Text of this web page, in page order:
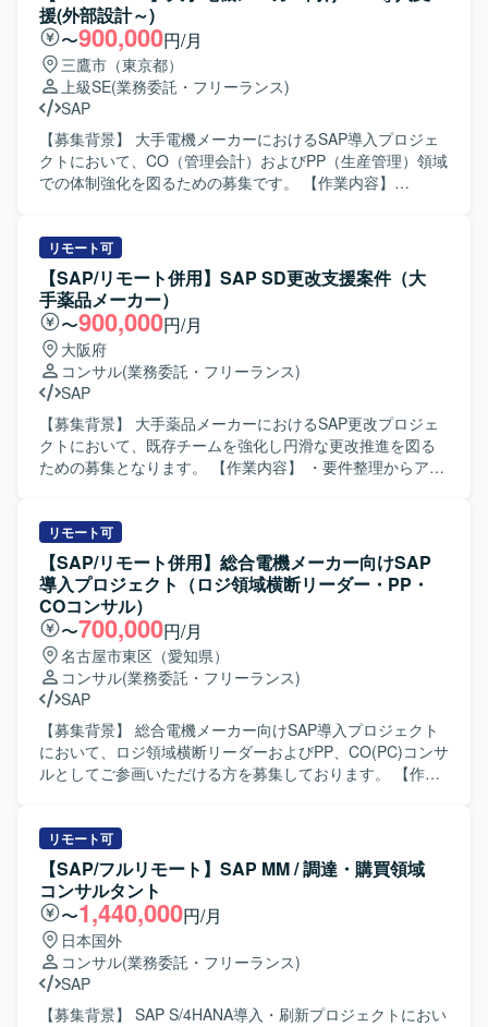
補完しつつ、エンドユーザーの要件調整・取りまとめを行
い、要望を受け止めながら最適解を提案していただきま
す。また、元請SIer側の若手メンバーのマネジメントもご担
当いただきます。 【求める人物像】 管理会計と財務会計の
双方を理解し、エンドユーザーの多様な要望に対して冷静
かつ柔軟に対応できる方を求めております。関係者とのコ
ミュニケーションを通じて合意形成を図り、プロジェクト
を前向きに推進できる方にご活躍いただきたいと考えてお
ります。 【ポジションの魅力】 大手メーカーの重要プロジ
理会計の専門性を活かしつつ、エンドとの要件調整や若手
メンバーのマネジメントなど、上流マネジメントスキルも
磨くことができる環境です。 【開発環境】 SAP FI/CO を中
心とした会計領域のSAP環境を前提としたプロジェクトと
なります。
援(外部設計～)
〜900,000円/月
三鷹市（東京都）
上級SE(業務委託・フリーランス)
SAP
【募集背景】 大手電機メーカーにおけるSAP導入プロジェ
クトにおいて、CO（管理会計）およびPP（生産管理）領域
での体制強化を図るための募集です。 【作業内容】
担当いただきます。具体的には、標準機能およびアドオン
機能に関する要件整理や外部設計、エラー発生時の原因分
析と修正方針の検討、ABAPアドオンのデバッグ結果を踏ま
えた不具合判定などを行っていただきます。また、管理会
計および生産管理に関する業務フロー理解をもとに、関連
トランザクションの確認や業務部門との認識合わせなども
行っていただきます。 【求める人物像】 自身のタスクに責
任感を持ち、主体的に業務を遂行できる方を求めていま
す。関係者とのコミュニケーションを円滑に行いながら、
課題に対して前向きに取り組んでいただける方を歓迎いた
します。 【ポジションの魅力】 大手電機メーカー向けの大
準機能とアドオン機能の両面から要件整理や設計・検証に
携わることで、上流工程から一連のプロセスを経験できる
点が魅力です。 【開発環境】 SAP S/4HANA環境上でのCO
およびPPモジュール、ABAPによるアドオン開発・デバッグ
を行う構成となっています。
リモート可
【SAP/リモート併用】SAP SD更改支援案件（大
手薬品メーカー）
〜900,000円/月
大阪府
コンサル(業務委託・フリーランス)
SAP
【募集背景】 大手薬品メーカーにおけるSAP更改プロジェ
クトにおいて、既存チームを強化し円滑な更改推進を図る
ための募集となります。 【作業内容】 ・要件整理からアー
成果物（仕様書、テスト結果）のレビューを実施していた
だきます。 ・UATにおけるユーザーサポートおよび課題整
理、問い合わせ対応を行っていただきます。 ・関係者向け
のまとめ資料や説明資料の作成を行っていただきます。 ・
プロジェクト関係者との調整や情報共有など、コミュニケ
ーションを取りながら推進していただきます。 【求める人
物像】 ・コミュニケーション力が高く、明るく前向きに取
り組んでいただける方を求めております。 ・社員側の立ち
位置として、主体的かつスコープにとらわれず柔軟に動け
る方を想定しております。 ・ユーザーとベンダー双方の意
図や要望をくみ取り、わかりやすく翻訳・整理しながらコ
ミュニケーションサポートができる方を歓迎いたします。
流から一連の工程に関わっていただけます。 ・ユーザーサ
イドに近い立場で、業務部門と開発ベンダーの橋渡し役と
して、プロジェクト推進に大きく貢献できるポジションで
す。 ・製薬業界特有の業務知識やSAP S/4HANAの経験を活
かしつつ、更なるスキルアップが図れる環境です。 【開発
環境】 ・SAP S/4HANA（販売領域／SDモジュール）を中
心とした環境での開発・運用設計支援となります。
リモート可
【SAP/リモート併用】総合電機メーカー向けSAP
導入プロジェクト（ロジ領域横断リーダー・PP・
COコンサル）
〜700,000円/月
名古屋市東区（愛知県）
コンサル(業務委託・フリーランス)
SAP
【募集背景】 総合電機メーカー向けSAP導入プロジェクト
において、ロジ領域横断リーダーおよびPP、CO(PC)コンサ
ルとしてご参画いただける方を募集しております。 【作業
およびCO(PC)コンサルとして、領域リーダーのもとで業務
プロセス設計からコンフィグ定義、マスタ・トランザクシ
ョン項目定義、テスト、トレーニングまで一連の作業を実
行していただきます。 【求める人物像】 担当領域の基本的
知識を有し、領域リーダーの指示のもとで主体的かつ責任
感を持って業務プロセス設計からトレーニングまでやり切
っていただける方を求めております。また、ロジ領域全体
を意識しながら関係者と円滑にコミュニケーションを取
り、課題解決に前向きに取り組んでいただける方が望まし
リモート可
【SAP/フルリモート】SAP MM / 調達・購買領域
コンサルタント
〜1,440,000円/月
日本国外
コンサル(業務委託・フリーランス)
SAP
【募集背景】 SAP S/4HANA導入・刷新プロジェクトにおい